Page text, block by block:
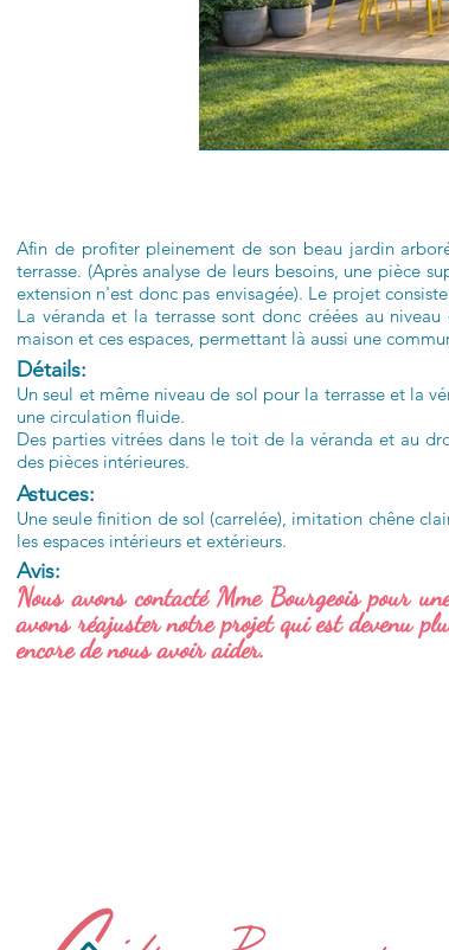
Afin de profiter pleinement de son beau jardin
terrasse. (Après analyse de leurs besoins, une pièce
extension n'est donc pas envisagée). Le projet
La véranda et la terrasse sont donc créées au
maison et ces espaces, permettant là aussi une
Détails:
Un seul et même niveau de sol pour la terrasse et la
une circulation fluide.
Des parties vitrées dans le toit de la véranda et au
des pièces intérieures.
Astuces:
Une seule finition de sol (carrelée), imitation chêne
les espaces intérieurs et extérieurs.
Avis:
Nous avons contacté Mme Bourgeois pour
avons réajuster notre projet qui est devenu
encore de nous avoir aider.